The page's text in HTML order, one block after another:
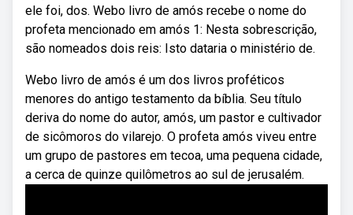
ele foi, dos. Webo livro de amós recebe o nome do
profeta mencionado em amós 1: Nesta sobrescrição,
são nomeados dois reis: Isto dataria o ministério de.
Webo livro de amós é um dos livros proféticos
menores do antigo testamento da bíblia. Seu título
deriva do nome do autor, amós, um pastor e cultivador
de sicômoros do vilarejo. O profeta amós viveu entre
um grupo de pastores em tecoa, uma pequena cidade,
a cerca de quinze quilômetros ao sul de jerusalém.